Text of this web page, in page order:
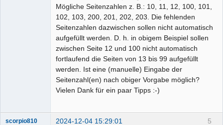
Mögliche Seitenzahlen z. B.: 10, 11, 12, 100, 101,
102, 103, 200, 201, 202, 203. Die fehlenden
Seitenzahlen dazwischen sollen nicht automatisch
aufgefüllt werden. D. h. in obigem Beispiel sollen
zwischen Seite 12 und 100 nicht automatisch
fortlaufend die Seiten von 13 bis 99 aufgefüllt
werden. Ist eine (manuelle) Eingabe der
Seitenzahl(en) nach obiger Vorgabe möglich?
Vielen Dank für ein paar Tipps :-)
5
scorpio810 2024-12-04 15:29:01